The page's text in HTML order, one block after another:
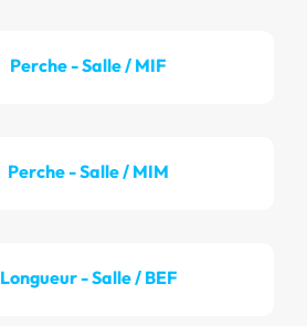
Perche - Salle / MIF
Perche - Salle / MIM
Longueur - Salle / BEF